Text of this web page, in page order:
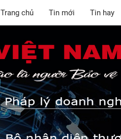
Trang chủ Tin mới Tin hay